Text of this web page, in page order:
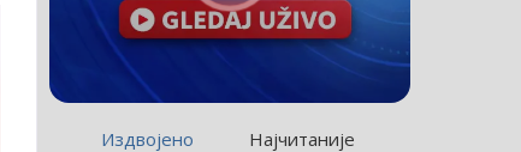
Издвојено Најчитаније